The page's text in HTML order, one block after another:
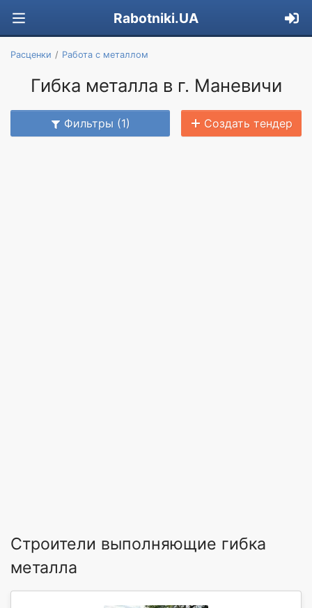
Rabotniki.UA
Расценки Работа с металлом
Гибка металла в г. Маневичи
Фильтры (1) Создать тендер
Строители выполняющие гибка
металла